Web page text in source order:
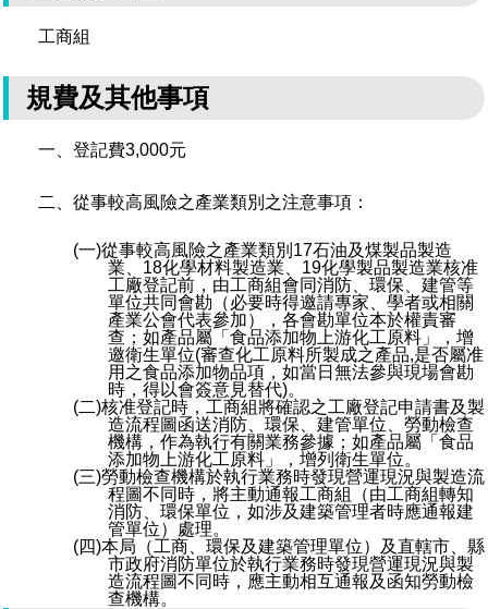
工商組
規費及其他事項
一、登記費3,000元
二、從事較高風險之產業類別之注意事項：
(一)從事較高風險之產業類別17石油及煤製品製造
業、18化學材料製造業、19化學製品製造業核准
工廠登記前，由工商組會同消防、環保、建管等
單位共同會勘（必要時得邀請專家、學者或相關
產業公會代表參加），各會勘單位本於權責審
查；如產品屬「食品添加物上游化工原料」，增
邀衛生單位(審查化工原料所製成之產品,是否屬准
用之食品添加物品項，如當日無法參與現場會勘
時，得以會簽意見替代)。
(二)核准登記時，工商組將確認之工廠登記申請書及製
造流程圖函送消防、環保、建管單位、勞動檢查
機構，作為執行有關業務參據；如產品屬「食品
添加物上游化工原料」，增列衛生單位。
(三)勞動檢查機構於執行業務時發現營運現況與製造流
程圖不同時，將主動通報工商組（由工商組轉知
消防、環保單位，如涉及建築管理者時應通報建
管單位）處理。
(四)本局（工商、環保及建築管理單位）及直轄市、縣
市政府消防單位於執行業務時發現營運現況與製
造流程圖不同時，應主動相互通報及函知勞動檢
查機構。